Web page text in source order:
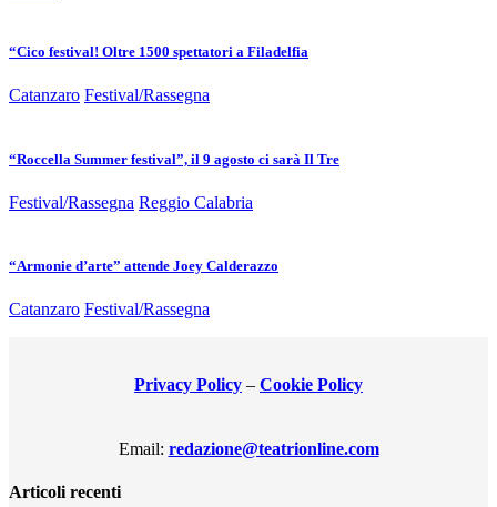
“Cico festival! Oltre 1500 spettatori a Filadelfia
Catanzaro Festival/Rassegna
“Roccella Summer festival”, il 9 agosto ci sarà Il Tre
Festival/Rassegna Reggio Calabria
“Armonie d’arte” attende Joey Calderazzo
Catanzaro Festival/Rassegna
Privacy Policy – Cookie Policy
Email: redazione@teatrionline.com
Articoli recenti